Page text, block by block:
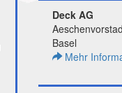
Deck AG
Basel
Mehr